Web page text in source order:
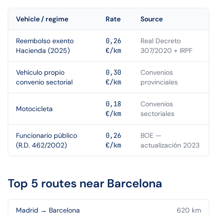
Vehicle / regime Rate Source
Reembolso exento
Hacienda (2025)
0,26
€/km
Real Decreto
307/2020 + IRPF
Vehículo propio
convenio sectorial
0,30
€/km
Convenios
provinciales
Motocicleta
0,18
€/km
Convenios
sectoriales
Funcionario público
(R.D. 462/2002)
0,26
€/km
BOE —
actualización 2023
Top 5 routes near Barcelona
Madrid → Barcelona 620 km